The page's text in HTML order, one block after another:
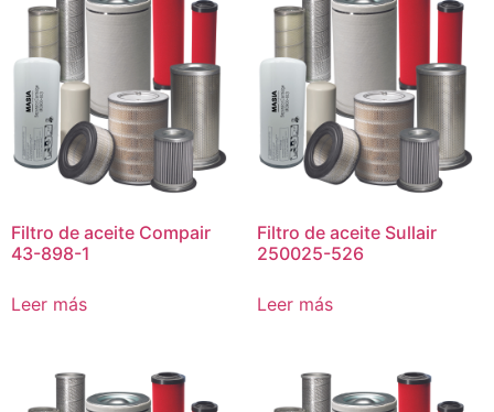
Filtro de aceite Compair
43-898-1
Leer más
Filtro de aceite Sullair
250025-526
Leer más